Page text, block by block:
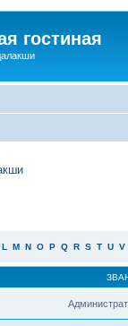
гостиная
L M N O P Q R S T U V